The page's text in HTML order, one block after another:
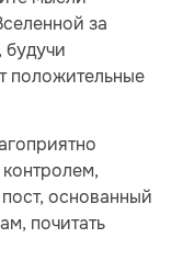
за
положительные
основанный
почитать